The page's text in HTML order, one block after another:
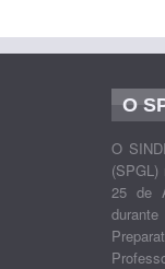
O
O
25 de